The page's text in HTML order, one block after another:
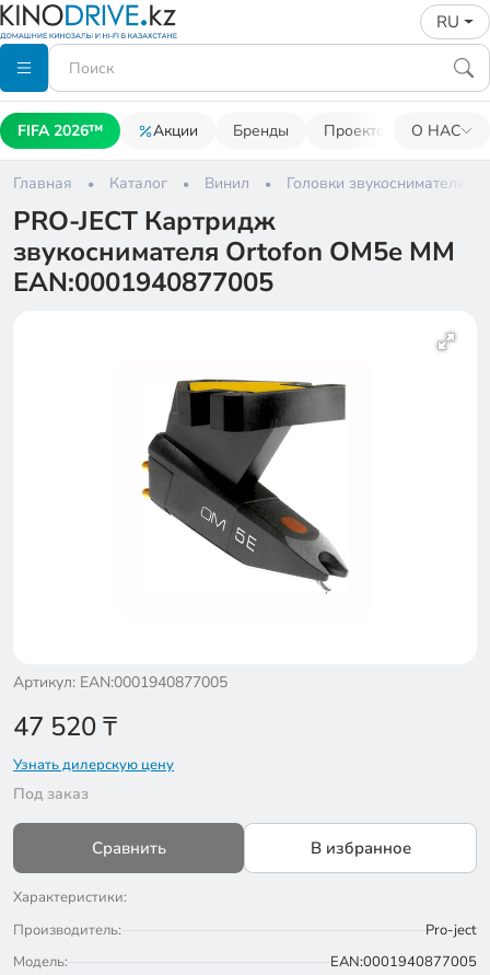
RU
FIFA 2026™ Акции Бренды Проекторы О НАС
Главная Каталог Винил Головки звукоснимателя
PRO-JECT Картридж
звукоснимателя Ortofon OM5e MM
EAN:0001940877005
Артикул: EAN:0001940877005
47 520₸
Узнать дилерскую цену
Под заказ
Сравнить В избранное
Характеристики:
Производитель:
Pro-ject
Модель:
EAN:0001940877005